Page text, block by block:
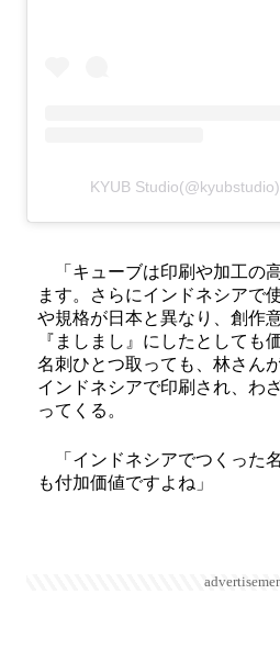
KYUB
「キューブは印刷や加工の
ます。さらにインドネシアで
や規格が日本と異なり、創作
『ましまし』にしたとしても
名刺ひとつ取っても、林さん
インドネシアで印刷され、わ
ってくる。
「インドネシアでつくった
も付加価値ですよね」